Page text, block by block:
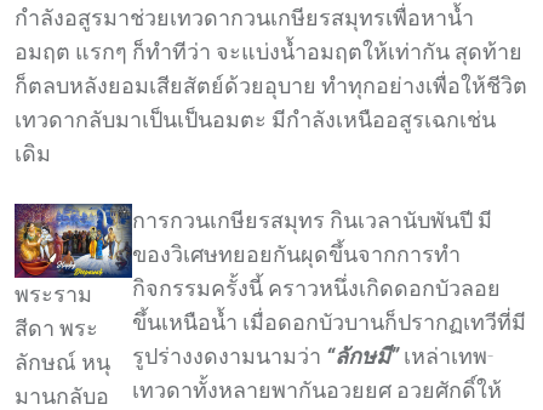
กำลังอสูรมาช่วยเทวดากวนเกษียรสมุทรเพื่อหาน้ำ
อมฤต แรกๆ ก็ทำทีว่า จะแบ่งน้ำอมฤตให้เท่ากัน สุดท้าย
ก็ตลบหลังยอมเสียสัตย์ด้วยอุบาย ทำทุกอย่างเพื่อให้ชีวิต
เทวดากลับมาเป็นเป็นอมตะ มีกำลังเหนืออสูรเฉกเช่น
เดิม
พระราม
สีดา พระ
ลักษณ์ หนุ
มานกลับอ
การกวนเกษียรสมุทร กินเวลานับพันปี มี
ของวิเศษทยอยกันผุดขึ้นจากการทำ
กิจกรรมครั้งนี้ คราวหนึ่งเกิดดอกบัวลอย
ขึ้นเหนือน้ำ เมื่อดอกบัวบานก็ปรากฏเทวีที่มี
รูปร่างงดงามนามว่า “ลักษมี”เหล่าเทพ-
เทวดาทั้งหลายพากันอวยยศ อวยศักดิ์ให้